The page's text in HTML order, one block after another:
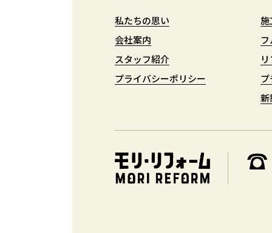
私たちの思い
私たちの思い
会社案内
会社案内
スタッフ紹介
スタッフ紹介
プライバシーポリシー
プライバシーポリシー
施
施
新
新